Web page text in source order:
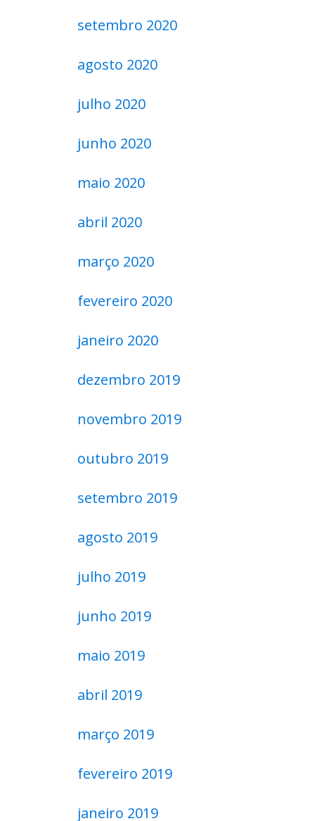
setembro 2020
agosto 2020
julho 2020
junho 2020
maio 2020
abril 2020
março 2020
fevereiro 2020
janeiro 2020
dezembro 2019
novembro 2019
outubro 2019
setembro 2019
agosto 2019
julho 2019
junho 2019
maio 2019
abril 2019
março 2019
fevereiro 2019
janeiro 2019